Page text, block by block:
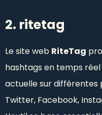
2. ritetag
Le site web RiteTag
hashtags en temps
actuelle sur
Twitter, Facebook,